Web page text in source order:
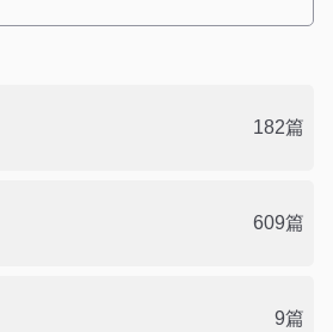
182篇
609篇
9篇